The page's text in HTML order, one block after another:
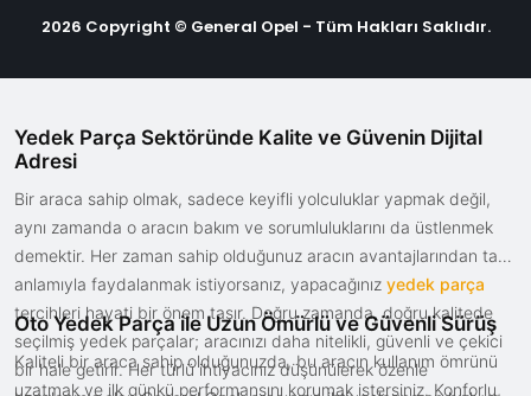
2026 Copyright © General Opel - Tüm Hakları Saklıdır.
Yedek Parça Sektöründe Kalite ve Güvenin Dijital
Adresi
Bir araca sahip olmak, sadece keyifli yolculuklar yapmak değil,
aynı zamanda o aracın bakım ve sorumluluklarını da üstlenmek
demektir. Her zaman sahip olduğunuz aracın avantajlarından tam
anlamıyla faydalanmak istiyorsanız, yapacağınız yedek parça
tercihleri hayati bir önem taşır. Doğru zamanda, doğru kalitede
seçilmiş yedek parçalar; aracınızı daha nitelikli, güvenli ve çekici
bir hale getirir. Her türlü ihtiyacınız düşünülerek özenle
Oto Yedek Parça ile Uzun Ömürlü ve Güvenli Sürüş
Kaliteli bir araca sahip olduğunuzda, bu aracın kullanım ömrünü
uzatmak ve ilk günkü performansını korumak istersiniz. Konforlu,